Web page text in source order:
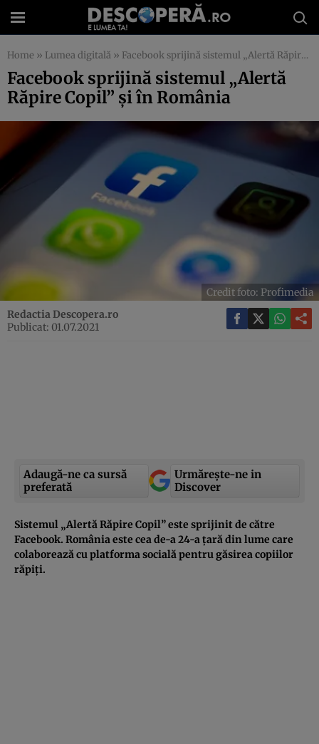
Home » Lumea digitală » Facebook sprijină sistemul „Alertă Răpire Copil” și în România
Facebook sprijină sistemul „Alertă
Răpire Copil” și în România
Credit foto: Profimedia
Redactia Descopera.ro
Publicat: 01.07.2021
Adaugă-ne ca sursă
preferată
Urmărește-ne in
Discover
Sistemul „Alertă Răpire Copil” este sprijinit de către
Facebook. România este cea de-a 24-a țară din lume care
colaborează cu platforma socială pentru găsirea copiilor
răpiți.